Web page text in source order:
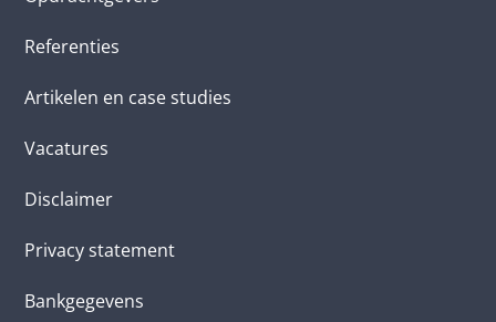
Referenties
Artikelen en case studies
Vacatures
Disclaimer
Privacy statement
Bankgegevens